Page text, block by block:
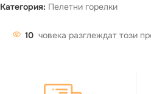
Категория: Пелетни горелки
10 човека разглеждат този